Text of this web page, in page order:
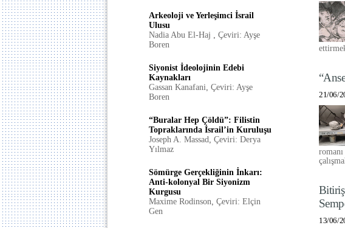
Arkeoloji ve Yerleşimci İsrail
Ulusu
Nadia Abu El-Haj , Çeviri: Ayşe
Boren
Siyonist İdeolojinin Edebi
Kaynakları
Gassan Kanafani, Çeviri: Ayşe
Boren
“Buralar Hep Çöldü”: Filistin
Topraklarında İsrail’in Kuruluşu
Joseph A. Massad, Çeviri: Derya
Yılmaz
Sömürge Gerçekliğinin İnkarı:
Anti-kolonyal Bir Siyonizm
Kurgusu
Maxime Rodinson, Çeviri: Elçin
Gen
21/06/
13/06/